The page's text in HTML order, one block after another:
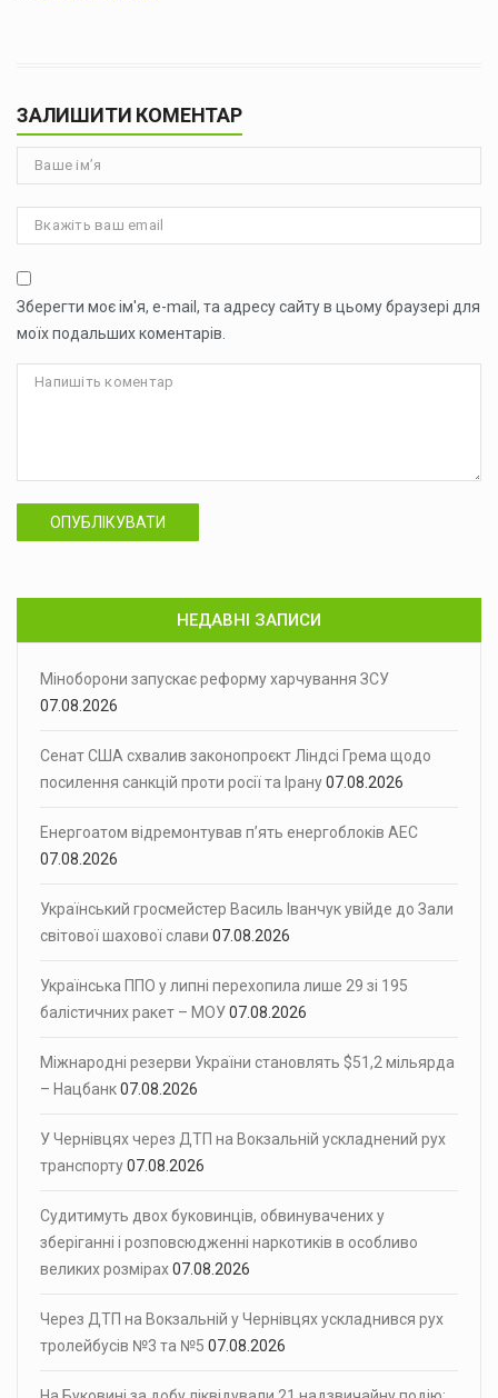
ЗАЛИШИТИ КОМЕНТАР
Зберегти моє ім'я, e-mail, та адресу сайту в цьому браузері для
моїх подальших коментарів.
ОПУБЛІКУВАТИ
НЕДАВНІ ЗАПИСИ
Міноборони запускає реформу харчування ЗСУ
07.08.2026
Сенат США схвалив законопроєкт Ліндсі Грема щодо
посилення санкцій проти росії та Ірану07.08.2026
Енергоатом відремонтував п’ять енергоблоків АЕС
07.08.2026
Український гросмейстер Василь Іванчук увійде до Зали
світової шахової слави 07.08.2026
Українська ППО у липні перехопила лише 29 зі 195
балістичних ракет – МОУ07.08.2026
Міжнародні резерви України становлять $51,2 мільярда
– Нацбанк07.08.2026
У Чернівцях через ДТП на Вокзальній ускладнений рух
транспорту07.08.2026
Судитимуть двох буковинців, обвинувачених у
зберіганні і розповсюдженні наркотиків в особливо
великих розмірах07.08.2026
Через ДТП на Вокзальній у Чернівцях ускладнився рух
тролейбусів №3 та №5 07.08.2026